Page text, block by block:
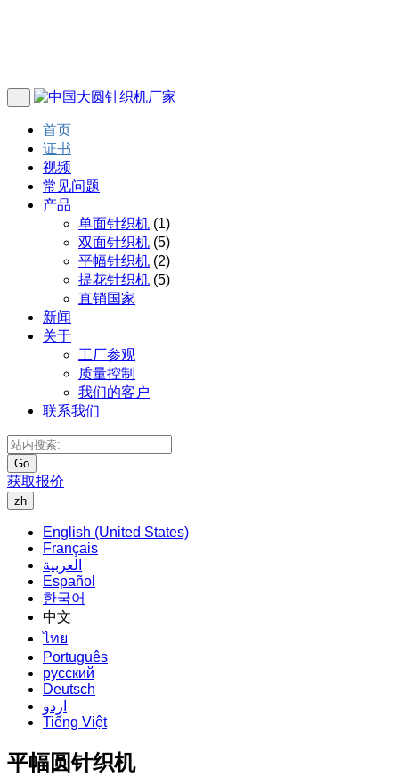
首页
证书
视频
常见问题
产品
单面针织机 (1)
双面针织机 (5)
平幅针织机 (2)
提花针织机 (5)
直销国家
新闻
关于
工厂参观
质量控制
我们的客户
联系我们
Go
获取报价
zh
English (United States)
Français
العربية
Español
한국어
中文
ไทย
Português
русский
Deutsch
اردو
Tiếng Việt
平幅圆针织机